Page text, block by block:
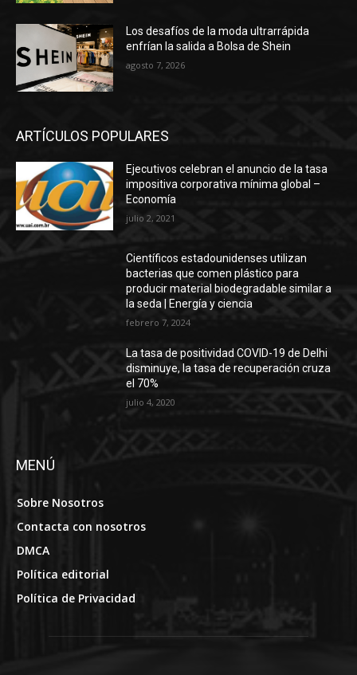
Los desafíos de la moda ultrarrápida
enfrían la salida a Bolsa de Shein
agosto 7, 2026
ARTÍCULOS POPULARES
Ejecutivos celebran el anuncio de la tasa
impositiva corporativa mínima global –
Economía
julio 2, 2021
Científicos estadounidenses utilizan
bacterias que comen plástico para
producir material biodegradable similar a
la seda | Energía y ciencia
febrero 7, 2024
La tasa de positividad COVID-19 de Delhi
disminuye, la tasa de recuperación cruza
el 70%
julio 4, 2020
MENÚ
Sobre Nosotros
Contacta con nosotros
DMCA
Política editorial
Política de Privacidad